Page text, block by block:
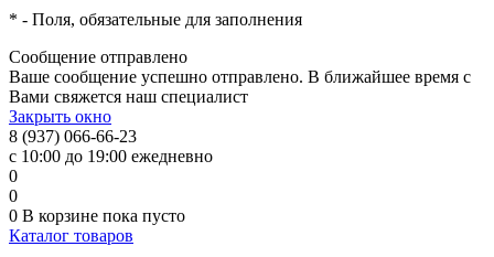
* - Поля, обязательные для заполнения
Сообщение отправлено
Ваше сообщение успешно отправлено. В ближайшее время с
Вами свяжется наш специалист
Закрыть окно
8 (937) 066-66-23
с 10:00 до 19:00 ежедневно
0
0
0 В корзине пока пусто
Каталог товаров